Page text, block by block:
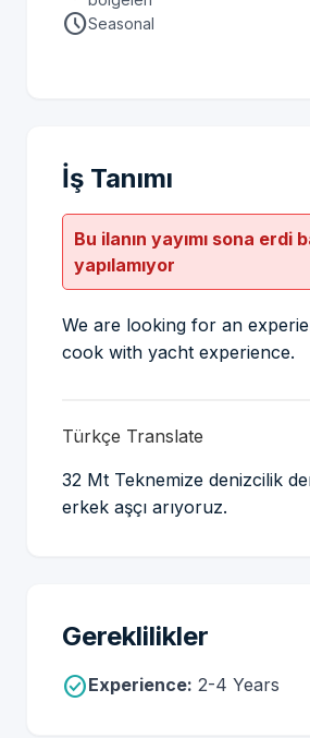
scheduleSeasonal
İş Tanımı
Bu ilanın yayımı sona erdi
yapılamıyor
We are looking for an
cook with yacht experience.
Türkçe Translate
32 Mt Teknemize denizcilik
erkek aşçı arıyoruz.
Gereklilikler
check_circleExperience: 2-4 Years